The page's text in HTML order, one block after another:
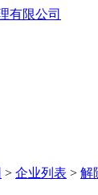
> 企业列表 > 解